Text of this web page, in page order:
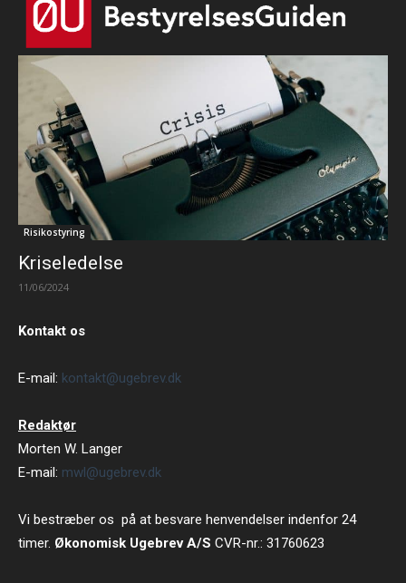
Risikostyring
Kriseledelse
11/06/2024
Kontakt os
E-mail: kontakt@ugebrev.dk
Redaktør
Morten W. Langer
E-mail: mwl@ugebrev.dk
Vi bestræber os på at besvare henvendelser indenfor 24
timer. Økonomisk Ugebrev A/S CVR-nr.: 31760623